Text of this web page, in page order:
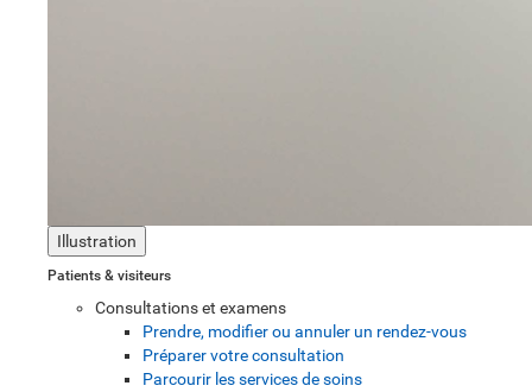
Illustration
Patients & visiteurs
Consultations et examens
Prendre, modifier ou annuler un rendez-vous
Préparer votre consultation
Parcourir les services de soins